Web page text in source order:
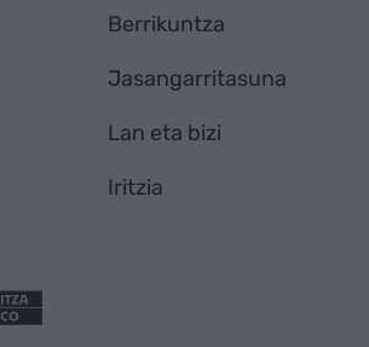
Berrikuntza
Jasangarritasuna
Lan eta bizi
Iritzia